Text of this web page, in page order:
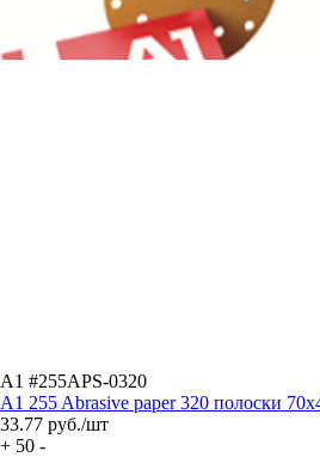
A1 #255APS-0320
A1 255 Abrasive paper 320 полоски
33.77 руб./шт
+ 50 -